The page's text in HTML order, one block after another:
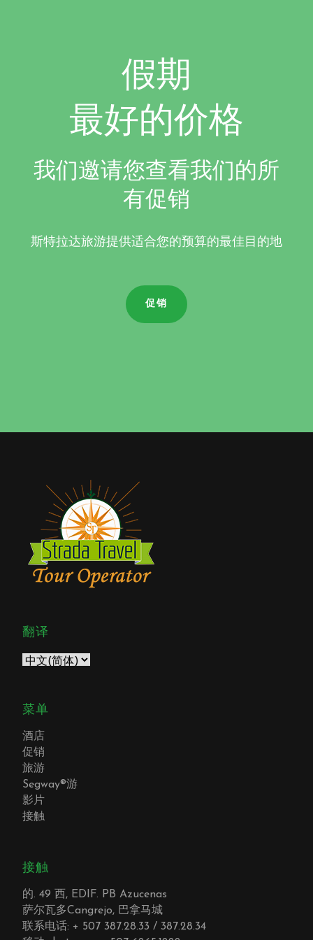
假期
最好的价格
我们邀请您查看我们的所
有促销
斯特拉达旅游提供适合您的预算的最佳目的地
促销
翻译
菜单
酒店
促销
旅游
Segway®游
影片
接触
接触
的. 49 西, EDIF. PB Azucenas
萨尔瓦多Cangrejo, 巴拿马城
联系电话: + 507 387.28.33 / 387.28.34